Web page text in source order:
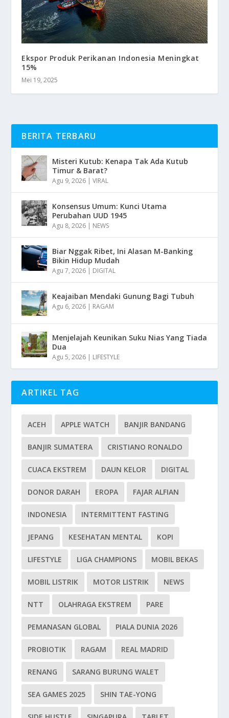
Ekspor Produk Perikanan Indonesia Meningkat
15%
Mei 19, 2025
BERITA TERBARU
Misteri Kutub: Kenapa Tak Ada Kutub
Timur & Barat?
Agu 9, 2026 |VIRAL
Konsensus Umum: Kunci Utama
Perubahan UUD 1945
Agu 8, 2026 | NEWS
Biar Nggak Ribet, Ini Alasan M-Banking
Bikin Hidup Mudah
Agu 7, 2026 | DIGITAL
Keajaiban Mendaki Gunung Bagi Tubuh
Agu 6, 2026 | RAGAM
Menjelajah Keunikan Suku Nias Yang Tiada
Dua
Agu 5, 2026 | LIFESTYLE
ARTIKEL TAG
ACEH APPLE WATCH BANJIR BANDANG
BANJIR SUMATERA CRISTIANO RONALDO
CUACA EKSTREM DAUN KELOR DIGITAL
DONOR DARAH EROPA FAJAR ALFIAN
INDONESIA INTERMITTENT FASTING
JEPANG KESEHATAN MENTAL KOPI
LIFESTYLE LIGA CHAMPIONS MOBIL BEKAS
MOBIL LISTRIK MOTOR LISTRIK NEWS
NTT OLAHRAGA EKSTREM PARE
PEMANASAN GLOBAL PIALA DUNIA 2026
PROBIOTIK RAGAM REAL MADRID
RENANG SARANG BURUNG WALET
SEA GAMES 2025 SHIN TAE-YONG